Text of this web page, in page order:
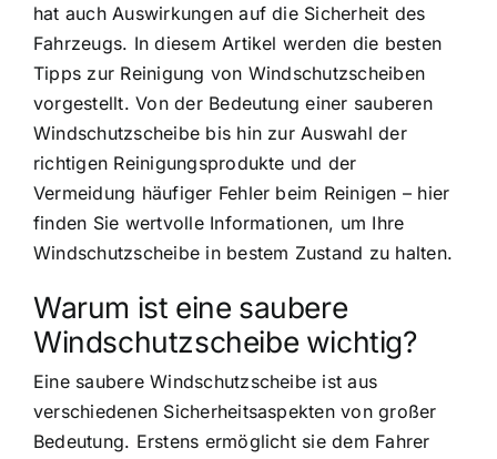
hat auch Auswirkungen auf die Sicherheit des
Fahrzeugs. In diesem Artikel werden die besten
Tipps zur Reinigung von Windschutzscheiben
vorgestellt. Von der Bedeutung einer sauberen
Windschutzscheibe bis hin zur Auswahl der
richtigen Reinigungsprodukte und der
Vermeidung häufiger Fehler beim Reinigen – hier
finden Sie wertvolle Informationen, um Ihre
Windschutzscheibe in bestem Zustand zu halten.
Warum ist eine saubere
Windschutzscheibe wichtig?
Eine saubere Windschutzscheibe ist aus
verschiedenen Sicherheitsaspekten von großer
Bedeutung. Erstens ermöglicht sie dem Fahrer